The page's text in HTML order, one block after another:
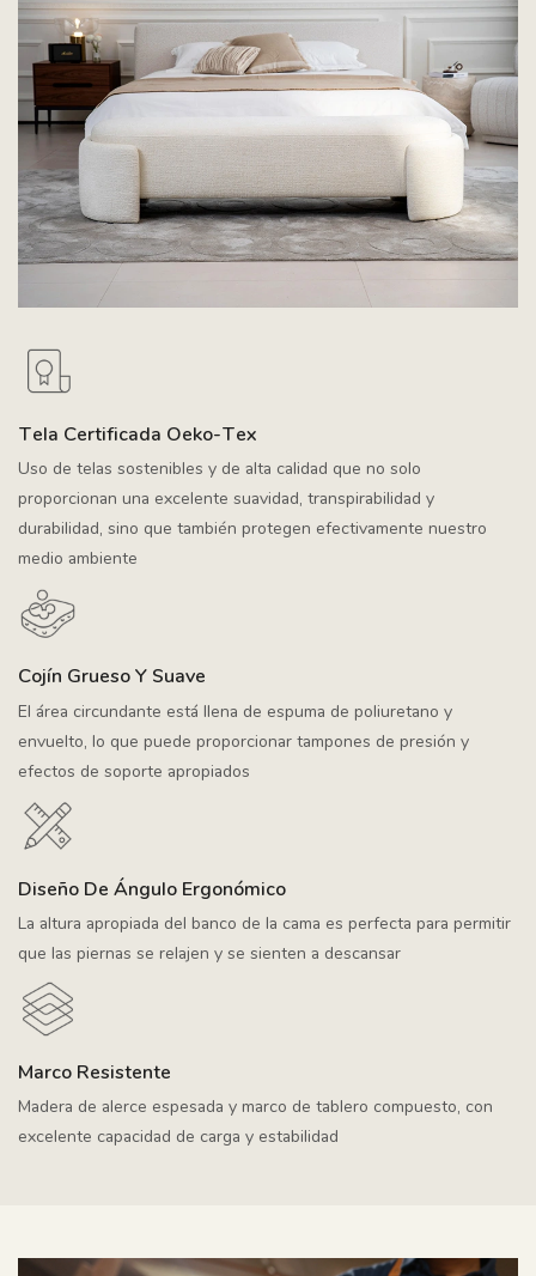
Tela Certificada Oeko-Tex
Uso de telas sostenibles y de alta calidad que no solo
proporcionan una excelente suavidad, transpirabilidad y
durabilidad, sino que también protegen efectivamente nuestro
medio ambiente
Cojín Grueso Y Suave
El área circundante está llena de espuma de poliuretano y
envuelto, lo que puede proporcionar tampones de presión y
efectos de soporte apropiados
Diseño De Ángulo Ergonómico
La altura apropiada del banco de la cama es perfecta para permitir
que las piernas se relajen y se sienten a descansar
Marco Resistente
Madera de alerce espesada y marco de tablero compuesto, con
excelente capacidad de carga y estabilidad